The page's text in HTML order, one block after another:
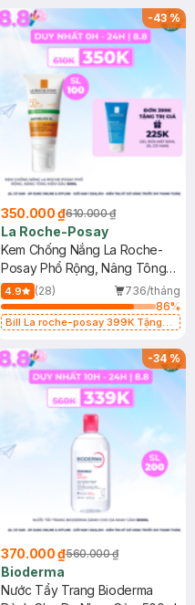
-43%
350.000 ₫610.000 ₫
La Roche-Posay
Kem Chống Nắng La Roche-
Posay Phổ Rộng, Nâng Tông
Kiềm Dầu 50ml
4.9 (28)
736/tháng
86%
Bill La roche-posay 399K Tặng
(SL có hạn)
-34%
370.000 ₫560.000 ₫
Bioderma
Nước Tẩy Trang Bioderma